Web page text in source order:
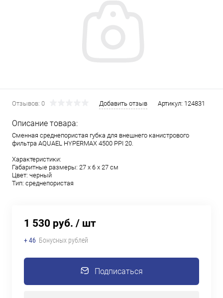
Отзывов: 0 Добавить отзыв Артикул: 124831
Описание товара:
Сменная среднепористая губка для внешнего канистрового
фильтра AQUAEL HYPERMAX 4500 PPI 20.
Характеристики:
Габаритные размеры: 27 х 6 х 27 см
Цвет: черный
Тип: среднепористая
1 530 руб. / шт
+ 46 Бонусных рублей
Подписаться